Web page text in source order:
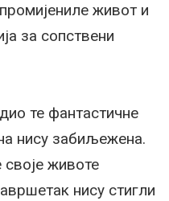
живот и
за сопствени
те фантастичне
нису забиљежена.
животе
нису стигли